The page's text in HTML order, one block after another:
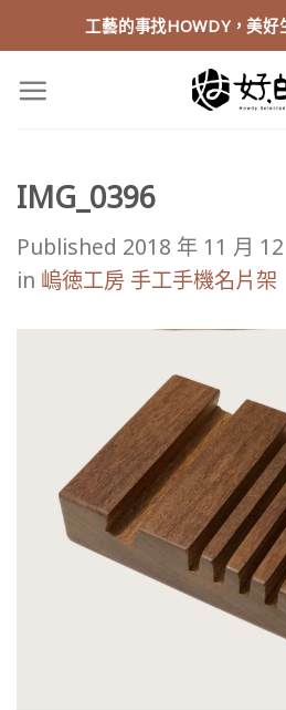
to
content
工藝的事找HOWDY，美好
IMG_0396
Published 2018 年 11 月 12
in 嵨徳工房 手工手機名片架